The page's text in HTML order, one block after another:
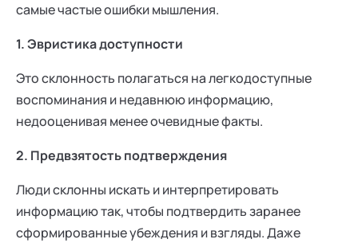
самые частые ошибки мышления.
1. Эвристика доступности
Это склонность полагаться на легкодоступные
воспоминания и недавнюю информацию,
недооценивая менее очевидные факты.
2. Предвзятость подтверждения
Люди склонны искать и интерпретировать
информацию так, чтобы подтвердить заранее
сформированные убеждения и взгляды. Даже